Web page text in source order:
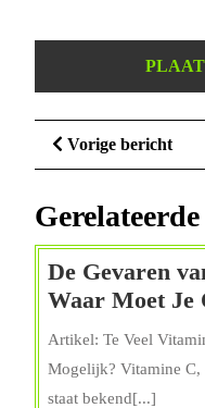
Berichtnavigatie
Vorige bericht
De Gevaren
Waar Moet Je
Artikel: Te Veel
Mogelijk? Vitamine C,
staat bekend[...]